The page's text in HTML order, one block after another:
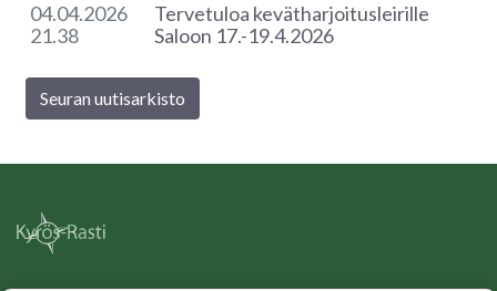
04.04.2026
21.38
Tervetuloa kevätharjoitusleirille
Saloon 17.-19.4.2026
Seuran uutisarkisto